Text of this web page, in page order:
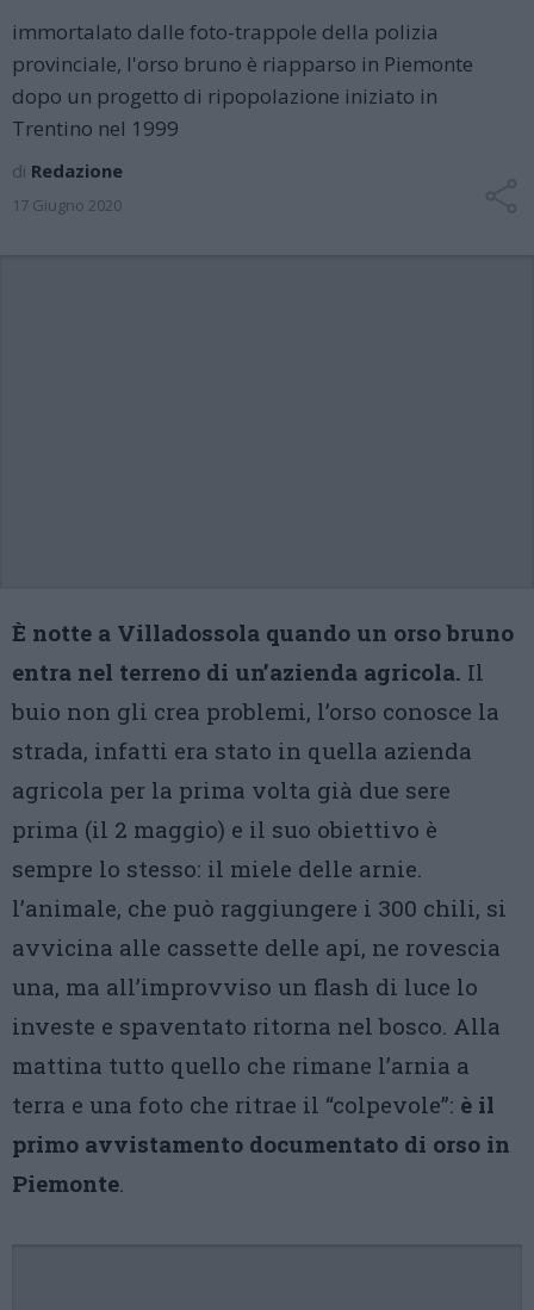
immortalato dalle foto-trappole della polizia
provinciale, l'orso bruno è riapparso in Piemonte
dopo un progetto di ripopolazione iniziato in
Trentino nel 1999
di Redazione
17 Giugno 2020
È notte a Villadossola quando un orso bruno
entra nel terreno di un’azienda agricola. Il
buio non gli crea problemi, l’orso conosce la
strada, infatti era stato in quella azienda
agricola per la prima volta già due sere
prima (il 2 maggio) e il suo obiettivo è
sempre lo stesso: il miele delle arnie.
l’animale, che può raggiungere i 300 chili, si
avvicina alle cassette delle api, ne rovescia
una, ma all’improvviso un flash di luce lo
investe e spaventato ritorna nel bosco. Alla
mattina tutto quello che rimane l’arnia a
terra e una foto che ritrae il “colpevole”: è il
primo avvistamento documentato di orso in
Piemonte.